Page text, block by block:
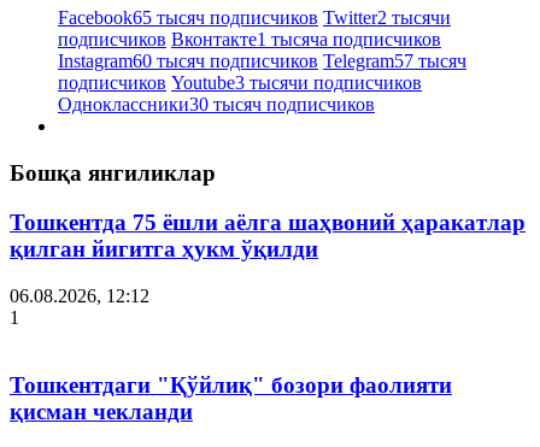
Facebook65 тысяч подписчиков Twitter2 тысячи
подписчиков Вконтакте1 тысяча подписчиков
Instagram60 тысяч подписчиков Telegram57 тысяч
подписчиков Youtube3 тысячи подписчиков
Одноклассники30 тысяч подписчиков
Бошқа янгиликлар
Тошкентда 75 ёшли аёлга шаҳвоний ҳаракатлар
қилган йигитга ҳукм ўқилди
06.08.2026, 12:12
1
Тошкентдаги "Қўйлиқ" бозори фаолияти
қисман чекланди